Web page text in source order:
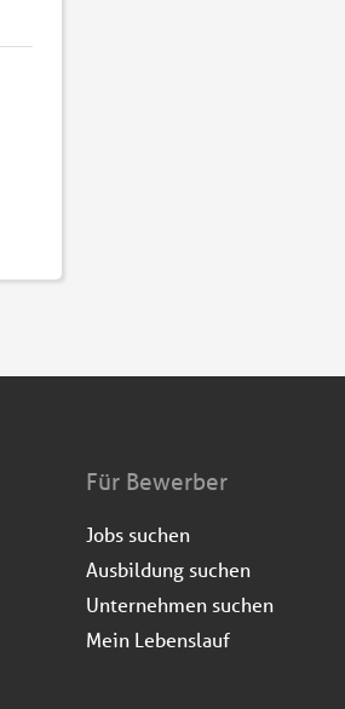
Für Bewerber
Jobs suchen
Ausbildung suchen
Unternehmen suchen
Mein Lebenslauf